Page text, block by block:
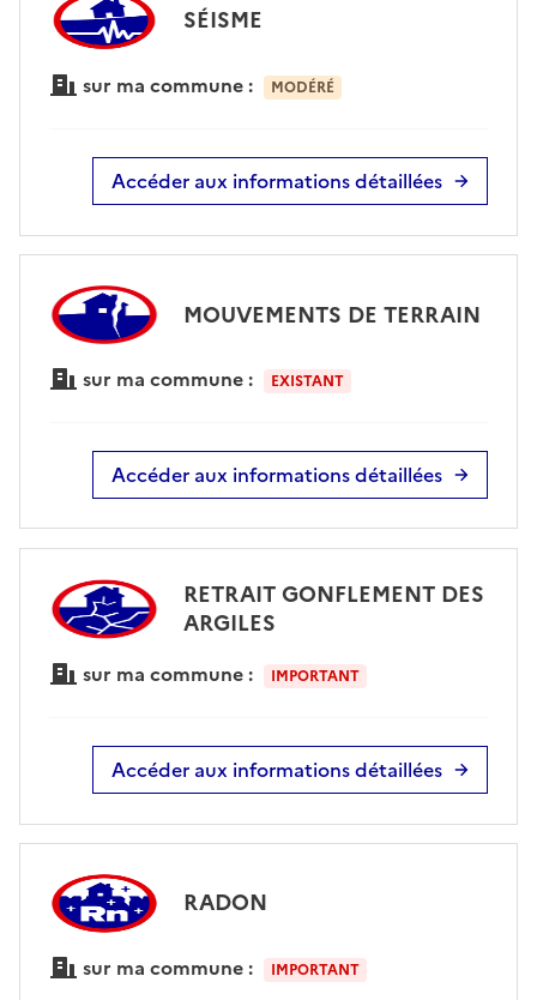
SÉISME
sur ma commune : MODÉRÉ
Accéder aux informations détaillées
MOUVEMENTS DE TERRAIN
sur ma commune : EXISTANT
Accéder aux informations détaillées
RETRAIT GONFLEMENT DES
ARGILES
sur ma commune : IMPORTANT
Accéder aux informations détaillées
RADON
sur ma commune : IMPORTANT